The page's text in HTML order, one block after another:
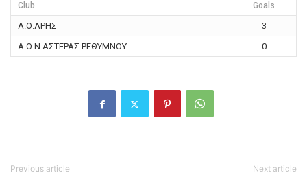
Club Goals
Α.Ο.ΑΡΗΣ
3
Α.Ο.Ν.ΑΣΤΕΡΑΣ ΡΕΘΥΜΝΟΥ
0
Previous article Next article